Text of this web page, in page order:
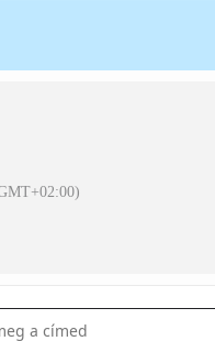
23. Siófoker New Orleans Jazz